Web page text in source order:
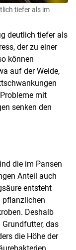
tiefer als im
deutlich tiefer als
der zu einer
können
auf der Weide,
mit
senken den
die im Pansen
Anteil auch
entsteht
pflanzlichen
Deshalb
das
die Höhe der